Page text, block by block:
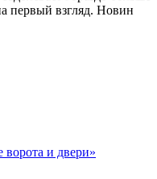
первый взгляд. Новин
и двери»